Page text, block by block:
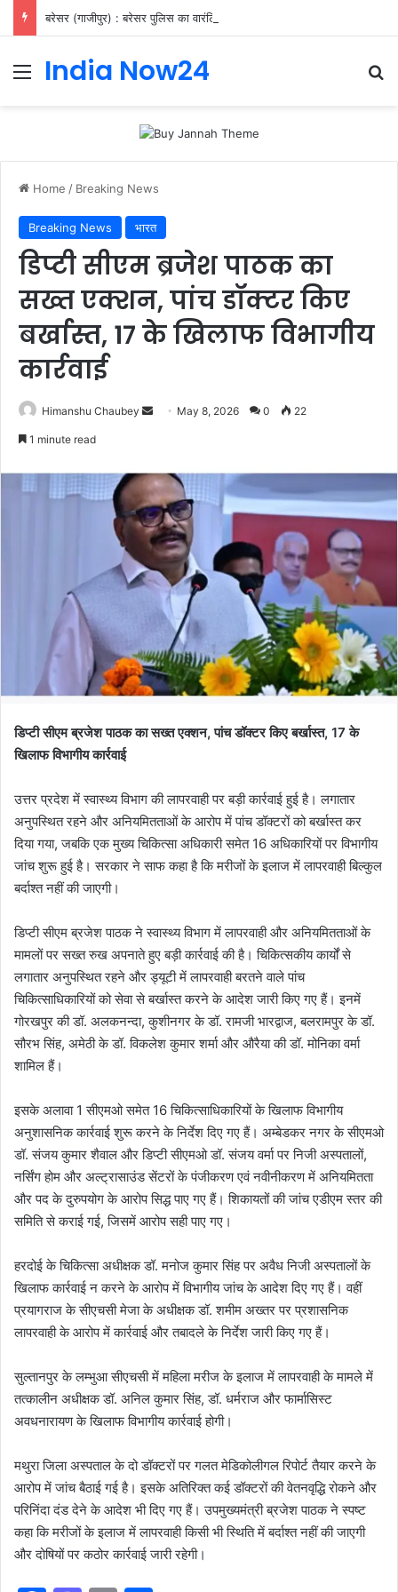
बरेसर (गाजीपुर) : बरेसर पुलिस का वारंटियों पर शिकंजा, 11 गिरफ्तार
India Now24
Home / Breaking News
Breaking News भारत
डिप्टी सीएम ब्रजेश पाठक का
सख्त एक्शन, पांच डॉक्टर किए
बर्खास्त, 17 के खिलाफ विभागीय
कार्रवाई
Himanshu Chaubey May 8, 2026 0 22
1 minute read
डिप्टी सीएम ब्रजेश पाठक का सख्त एक्शन, पांच डॉक्टर किए बर्खास्त, 17 के
खिलाफ विभागीय कार्रवाई
उत्तर प्रदेश में स्वास्थ्य विभाग की लापरवाही पर बड़ी कार्रवाई हुई है। लगातार
अनुपस्थित रहने और अनियमितताओं के आरोप में पांच डॉक्टरों को बर्खास्त कर
दिया गया, जबकि एक मुख्य चिकित्सा अधिकारी समेत 16 अधिकारियों पर विभागीय
जांच शुरू हुई है। सरकार ने साफ कहा है कि मरीजों के इलाज में लापरवाही बिल्कुल
बर्दाश्त नहीं की जाएगी।
डिप्टी सीएम ब्रजेश पाठक ने स्वास्थ्य विभाग में लापरवाही और अनियमितताओं के
मामलों पर सख्त रुख अपनाते हुए बड़ी कार्रवाई की है। चिकित्सकीय कार्यों से
लगातार अनुपस्थित रहने और ड्यूटी में लापरवाही बरतने वाले पांच
चिकित्साधिकारियों को सेवा से बर्खास्त करने के आदेश जारी किए गए हैं। इनमें
गोरखपुर की डॉ. अलकनन्दा, कुशीनगर के डॉ. रामजी भारद्वाज, बलरामपुर के डॉ.
सौरभ सिंह, अमेठी के डॉ. विकलेश कुमार शर्मा और औरैया की डॉ. मोनिका वर्मा
शामिल हैं।
इसके अलावा 1 सीएमओ समेत 16 चिकित्साधिकारियों के खिलाफ विभागीय
अनुशासनिक कार्रवाई शुरू करने के निर्देश दिए गए हैं। अम्बेडकर नगर के सीएमओ
डॉ. संजय कुमार शैवाल और डिप्टी सीएमओ डॉ. संजय वर्मा पर निजी अस्पतालों,
नर्सिंग होम और अल्ट्रासाउंड सेंटरों के पंजीकरण एवं नवीनीकरण में अनियमितता
और पद के दुरुपयोग के आरोप सिद्ध पाए गए हैं। शिकायतों की जांच एडीएम स्तर की
समिति से कराई गई, जिसमें आरोप सही पाए गए।
हरदोई के चिकित्सा अधीक्षक डॉ. मनोज कुमार सिंह पर अवैध निजी अस्पतालों के
खिलाफ कार्रवाई न करने के आरोप में विभागीय जांच के आदेश दिए गए हैं। वहीं
प्रयागराज के सीएचसी मेजा के अधीक्षक डॉ. शमीम अख्तर पर प्रशासनिक
लापरवाही के आरोप में कार्रवाई और तबादले के निर्देश जारी किए गए हैं।
सुल्तानपुर के लम्भुआ सीएचसी में महिला मरीज के इलाज में लापरवाही के मामले में
तत्कालीन अधीक्षक डॉ. अनिल कुमार सिंह, डॉ. धर्मराज और फार्मासिस्ट
अवधनारायण के खिलाफ विभागीय कार्रवाई होगी।
मथुरा जिला अस्पताल के दो डॉक्टरों पर गलत मेडिकोलीगल रिपोर्ट तैयार करने के
आरोप में जांच बैठाई गई है। इसके अतिरिक्त कई डॉक्टरों की वेतनवृद्धि रोकने और
परिनिंदा दंड देने के आदेश भी दिए गए हैं। उपमुख्यमंत्री ब्रजेश पाठक ने स्पष्ट
कहा कि मरीजों के इलाज में लापरवाही किसी भी स्थिति में बर्दाश्त नहीं की जाएगी
और दोषियों पर कठोर कार्रवाई जारी रहेगी।